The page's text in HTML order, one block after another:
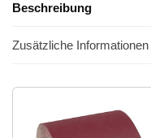
Beschreibung
Zusätzliche Informationen